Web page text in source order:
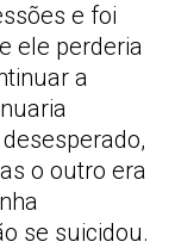
e foi
ele perderia
a
o outro era
se suicidou.